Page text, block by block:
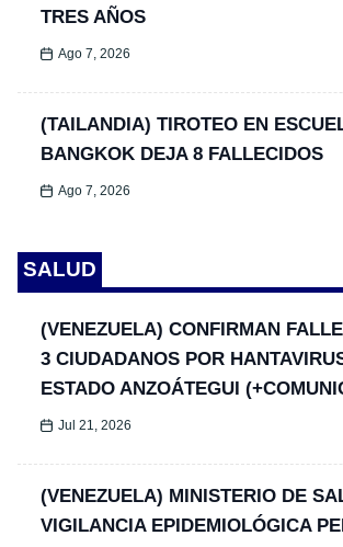
TRES AÑOS
Ago 7, 2026
(TAILANDIA) TIROTEO EN
BANGKOK DEJA 8 FALLECIDOS
Ago 7, 2026
SALUD
(VENEZUELA) CONFIRMAN
3 CIUDADANOS POR
ESTADO ANZOÁTEGUI
Jul 21, 2026
(VENEZUELA) MINISTERIO DE
VIGILANCIA EPIDEMIOLÓGICA